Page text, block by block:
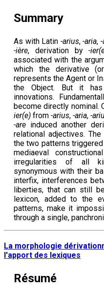
Summary
As with Latin -arius,-aria,
-ière, derivation by-
associated with the
which the derivative
represents the Agent or
the Object. But it
innovations.
become directly nominal.
ier(e) from -arius, -aria, -
-are induced another
relational adjectives.
the two patterns
mediaeval
irregularities of all
synonymous with their
interfix, interferences
liberties, that can still
lexicon, added to the
patterns, make it
through a single,
La morphologie
l'apport des lexiques
Résumé